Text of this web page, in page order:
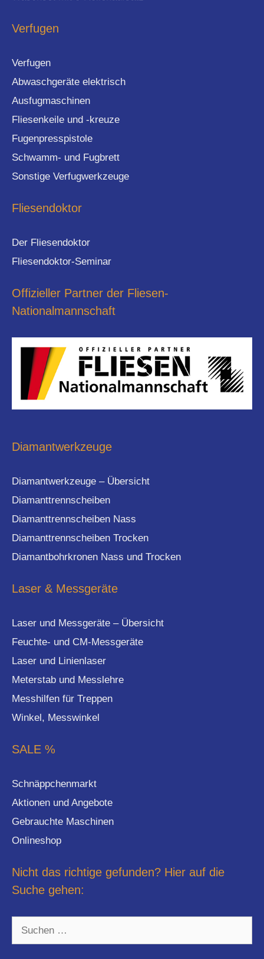
Verfugen
Verfugen
Abwaschgeräte elektrisch
Ausfugmaschinen
Fliesenkeile und -kreuze
Fugenpresspistole
Schwamm- und Fugbrett
Sonstige Verfugwerkzeuge
Fliesendoktor
Der Fliesendoktor
Fliesendoktor-Seminar
Offizieller Partner der Fliesen-
Nationalmannschaft
Diamantwerkzeuge
Diamantwerkzeuge – Übersicht
Diamanttrennscheiben
Diamanttrennscheiben Nass
Diamanttrennscheiben Trocken
Diamantbohrkronen Nass und Trocken
Laser & Messgeräte
Laser und Messgeräte – Übersicht
Feuchte- und CM-Messgeräte
Laser und Linienlaser
Meterstab und Messlehre
Messhilfen für Treppen
Winkel, Messwinkel
SALE %
Schnäppchenmarkt
Aktionen und Angebote
Gebrauchte Maschinen
Onlineshop
Nicht das richtige gefunden? Hier auf die
Suche gehen:
Suchen